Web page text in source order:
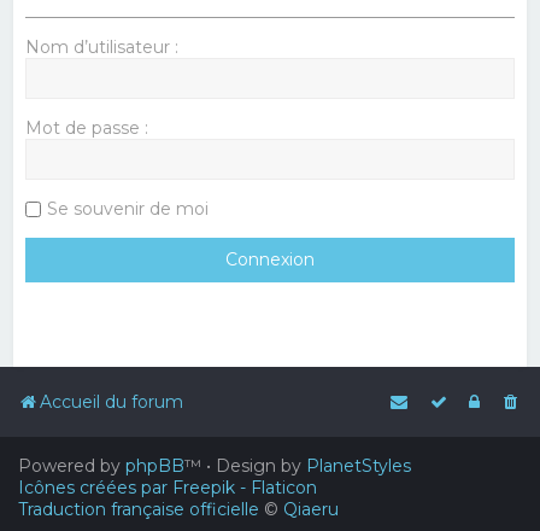
Nom d’utilisateur :
Mot de passe :
Se souvenir de moi
Accueil du forum
Powered by phpBB™ • Design by PlanetStyles
Icônes créées par Freepik - Flaticon
Traduction française officielle © Qiaeru